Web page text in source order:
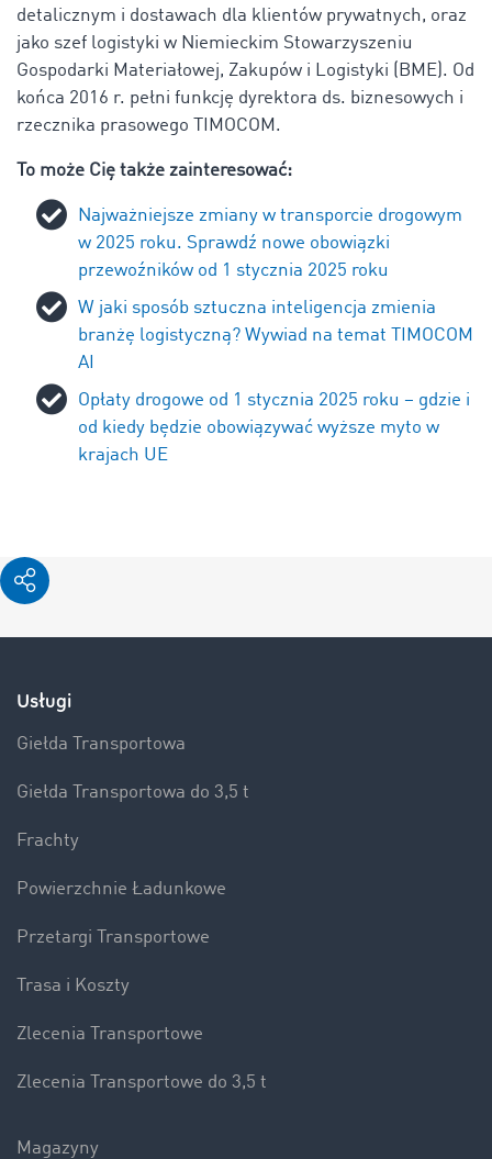
detalicznym i dostawach dla klientów prywatnych, oraz
jako szef logistyki w Niemieckim Stowarzyszeniu
Gospodarki Materiałowej, Zakupów i Logistyki (BME). Od
końca 2016 r. pełni funkcję dyrektora ds. biznesowych i
rzecznika prasowego TIMOCOM.
To może Cię także zainteresować:
Najważniejsze zmiany w transporcie drogowym
w 2025 roku. Sprawdź nowe obowiązki
przewoźników od 1 stycznia 2025 roku
W jaki sposób sztuczna inteligencja zmienia
branżę logistyczną? Wywiad na temat TIMOCOM
AI
Opłaty drogowe od 1 stycznia 2025 roku – gdzie i
od kiedy będzie obowiązywać wyższe myto w
krajach UE
Usługi
Giełda Transportowa
Giełda Transportowa do 3,5 t
Frachty
Powierzchnie Ładunkowe
Przetargi Transportowe
Trasa i Koszty
Zlecenia Transportowe
Zlecenia Transportowe do 3,5 t
Magazyny